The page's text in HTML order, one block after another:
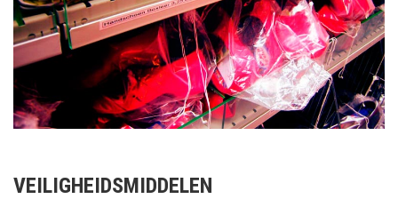
VEILIGHEIDSMIDDELEN